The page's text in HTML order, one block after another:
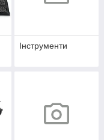
Інструменти